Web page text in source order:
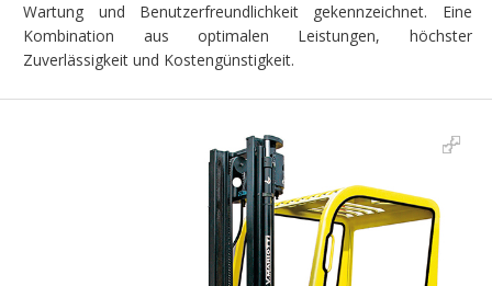
Wartung und Benutzerfreundlichkeit gekennzeichnet. Eine
Kombination aus optimalen Leistungen, höchster
Zuverlässigkeit und Kostengünstigkeit.